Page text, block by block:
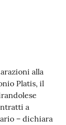
alla
Platis, il
a
– dichiara